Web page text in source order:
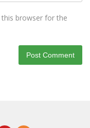
browser for the